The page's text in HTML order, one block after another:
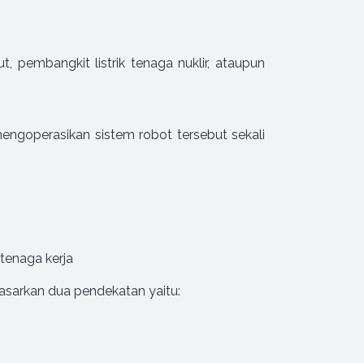
pembangkit listrik tenaga nuklir, ataupun
sistem robot tersebut sekali
kerja
dua pendekatan yaitu: